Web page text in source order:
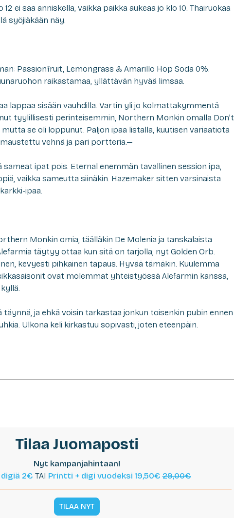
ei saa anniskella, vaikka paikka aukeaa jo klo 10. Thairuokaa
syöjiäkään näy.
Passionfruit, Lemongrass & Amarillo Hop Soda 0%.
raikastamaa, yllättävän hyvää limsaa.
lappaa sisään vauhdilla. Vartin yli jo kolmattakymmentä
tyylillisesti perinteisemmin, Northern Monkin omalla Don’t
se oli loppunut. Paljon ipaa listalla, kuutisen variaatiota
maustettu vehnä ja pari portteria.—
sameat ipat pois. Eternal enemmän tavallinen session ipa,
vaikka sameutta siinäkin. Hazemaker sitten varsinaista
ipaa.
Monkin omia, täälläkin De Molenia ja tanskalaista
täytyy ottaa kun sitä on tarjolla, nyt Golden Orb.
kevyesti pihkainen tapaus. Hyvää tämäkin. Kuulemma
ovat molemmat yhteistyössä Alefarmin kanssa,
täynnä, ja ehkä voisin tarkastaa jonkun toisenkin pubin ennen
Ulkona keli kirkastuu sopivasti, joten eteenpäin.
Tilaa Juomaposti
Nyt kampanjahintaan!
2€ TAI Printti + digi vuodeksi 19,50€29,00€
TILAA NYT